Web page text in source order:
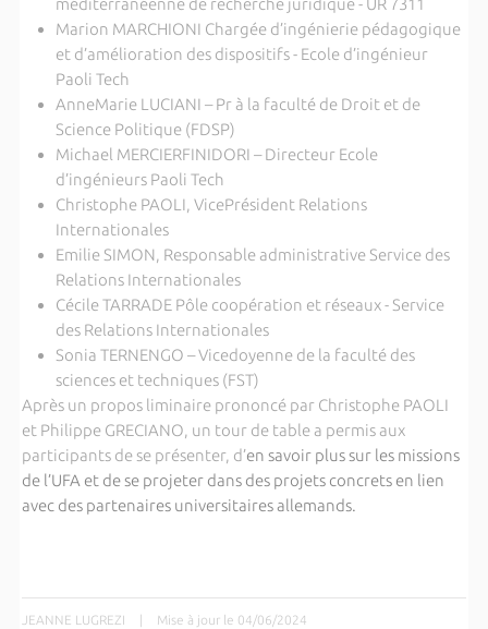
Marion MARCHIONI Chargée d’ingénierie pédagogique
et d’amélioration des dispositifs - Ecole d’ingénieur
Paoli Tech
AnneMarie LUCIANI – Pr à la faculté de Droit et de
Science Politique (FDSP)
Michael MERCIERFINIDORI – Directeur Ecole
d’ingénieurs Paoli Tech
Christophe PAOLI, VicePrésident Relations
Internationales
Emilie SIMON, Responsable administrative Service des
Relations Internationales
Cécile TARRADE Pôle coopération et réseaux - Service
des Relations Internationales
Sonia TERNENGO – Vicedoyenne de la faculté des
sciences et techniques (FST)
Après un propos liminaire prononcé par Christophe PAOLI
et Philippe GRECIANO, un tour de table a permis aux
participants de se présenter, d’en savoir plus sur les missions
de l’UFA et de se projeter dans des projets concrets en lien
avec des partenaires universitaires allemands.
JEANNE LUGREZI | Mise à jour le 04/06/2024